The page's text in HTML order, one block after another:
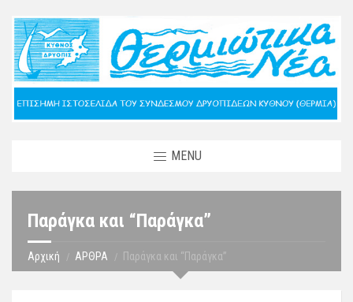
MENU
Παράγκα και “Παράγκα”
Αρχική ΑΡΘΡΑ Παράγκα και “Παράγκα”